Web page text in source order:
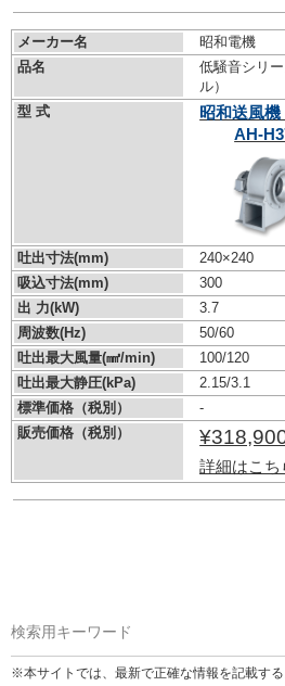
メーカー名
昭和電機
品名
低騒音シリ
ル）
型 式
昭和送風機
AH-
吐出寸法(mm)
240×240
吸込寸法(mm)
300
出 力(kW)
3.7
周波数(Hz)
50/60
吐出最大風量(㎣/min)
100/120
吐出最大静圧(kPa)
2.15/3.1
標準価格（税別）
-
販売価格（税別）
詳細はこち
検索用キーワード
※本サイトでは、最新で正確な情報を記載す